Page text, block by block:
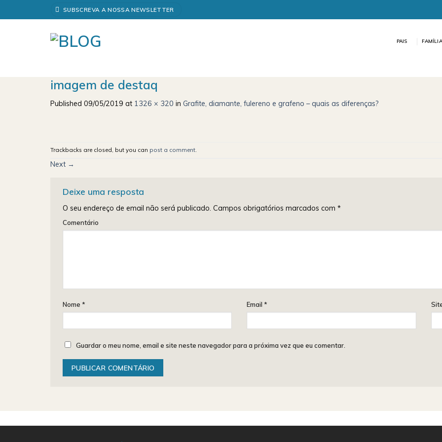
SUBSCREVA A NOSSA NEWSLETTER
PAIS
imagem de destaq
Published 09/05/2019 at 1326 × 320 in Grafite, diamante, fulereno e grafeno – quais as diferenças?
Trackbacks are closed, but you can post a comment.
Next →
Deixe uma resposta
O seu endereço de email não será publicado. Campos obrigatórios marcados com *
Comentário
Nome * Email *
Guardar o meu nome, email e site neste navegador para a próxima vez que eu comentar.